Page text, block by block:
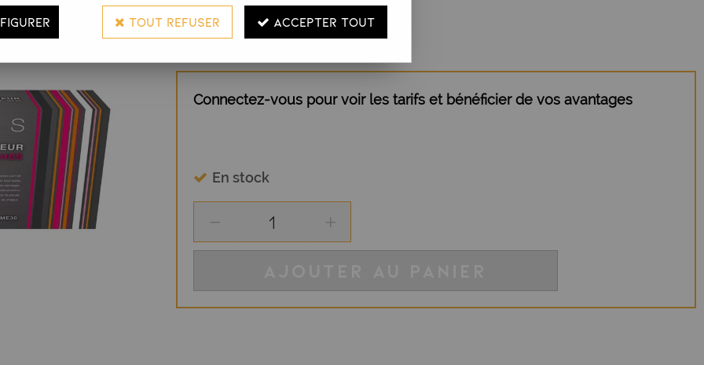
Connectez-vous pour voir les tarifs et bénéficier de vos avantages
En stock
TOUT REFUSER ACCEPTER TOUT